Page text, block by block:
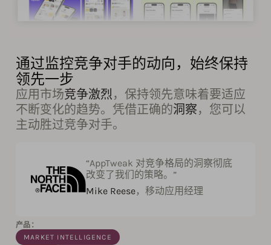
通过监控竞争对手的动向，始终保持
领先一步
应用市场竞争激烈，保持领先意味着要适应
不断变化的趋势。凭借正确的洞察，您可以
主动胜过竞争对手。
“AppTweak 对竞争格局的洞察彻底
改变了我们的策略。”
Mike Reese，移动应用经理
产品：
MARKET INTELLIGENCE